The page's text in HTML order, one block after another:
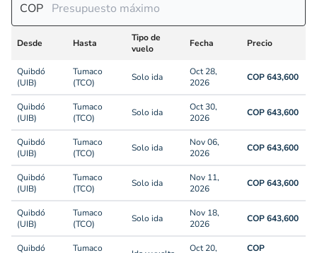
COP
Desde Hasta
Tipo de
vuelo
Fecha Precio
Quibdó
(UIB)
Tumaco
(TCO)
Solo ida
Oct 28,
2026
COP 643,600
Quibdó
(UIB)
Tumaco
(TCO)
Solo ida
Oct 30,
2026
COP 643,600
Quibdó
(UIB)
Tumaco
(TCO)
Solo ida
Nov 06,
2026
COP 643,600
Quibdó
(UIB)
Tumaco
(TCO)
Solo ida
Nov 11,
2026
COP 643,600
Quibdó
(UIB)
Tumaco
(TCO)
Solo ida
Nov 18,
2026
COP 643,600
Quibdó
Tumaco
Oct 20,
COP